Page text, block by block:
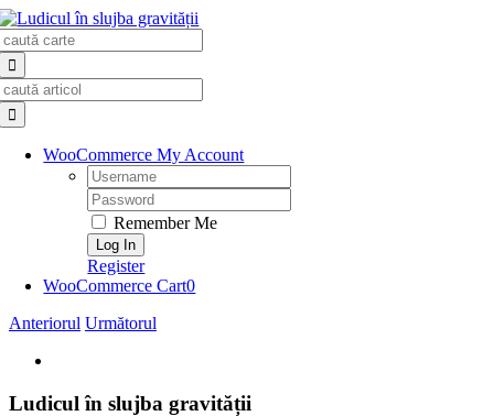
Skip
to
content
WooCommerce My Account
Username:
Password:
Remember Me
Register
WooCommerce Cart0
Anteriorul Următorul
Image
Ludicul în slujba gravității